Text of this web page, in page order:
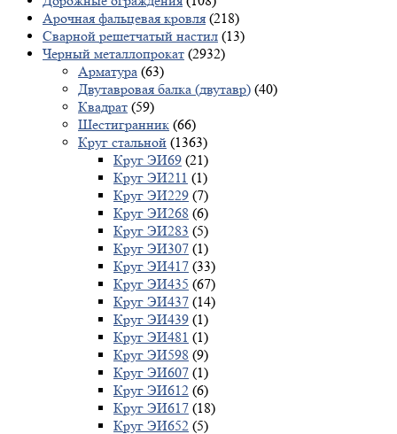
Арочная фальцевая кровля (218)
Сварной решетчатый настил (13)
Черный металлопрокат (2932)
Арматура (63)
Двутавровая балка (двутавр) (40)
Квадрат (59)
Шестигранник (66)
Круг стальной (1363)
Круг ЭИ69 (21)
Круг ЭИ211 (1)
Круг ЭИ229 (7)
Круг ЭИ268 (6)
Круг ЭИ283 (5)
Круг ЭИ307 (1)
Круг ЭИ417 (33)
Круг ЭИ435 (67)
Круг ЭИ437 (14)
Круг ЭИ439 (1)
Круг ЭИ481 (1)
Круг ЭИ598 (9)
Круг ЭИ607 (1)
Круг ЭИ612 (6)
Круг ЭИ617 (18)
Круг ЭИ652 (5)